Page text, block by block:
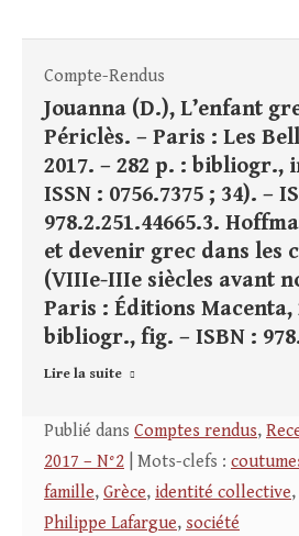
Compte-Rendus
Jouanna (D.), L’enfant
Périclès. – Paris : Les
2017. – 282 p. : bibliogr.,
ISSN : 0756.7375 ; 34). –
978.2.251.44665.3.
et devenir grec dans les
(VIIIe-IIIe siècles avant
Paris : Éditions Macenta,
bibliogr., fig. – ISBN :
Lire la suite
Publié dans Comptes rendus,
2017 – N°2 | Mots-clefs :
famille, Grèce, identité collective,
Philippe Lafargue, société